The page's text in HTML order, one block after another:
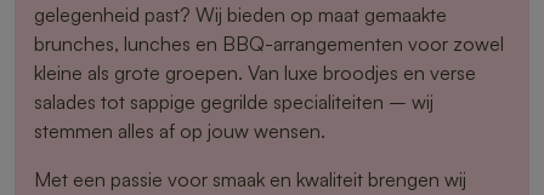
gelegenheid past? Wij bieden op maat gemaakte
brunches, lunches en BBQ-arrangementen voor zowel
kleine als grote groepen. Van luxe broodjes en verse
salades tot sappige gegrilde specialiteiten – wij
stemmen alles af op jouw wensen.
Met een passie voor smaak en kwaliteit brengen wij